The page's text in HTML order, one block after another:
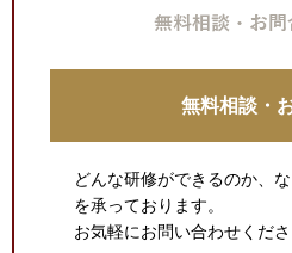
無料相談・
どんな研修ができるのか、
を承っております。
お気軽にお問い合わせくださ